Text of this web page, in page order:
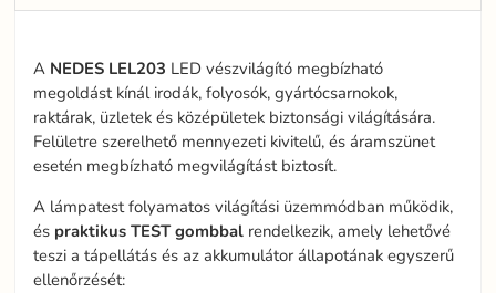
A NEDES LEL203 LED vészvilágító megbízható
megoldást kínál irodák, folyosók, gyártócsarnokok,
raktárak, üzletek és középületek biztonsági világítására.
Felületre szerelhető mennyezeti kivitelű, és áramszünet
esetén megbízható megvilágítást biztosít.
A lámpatest folyamatos világítási üzemmódban működik,
és praktikus TEST gombbal rendelkezik, amely lehetővé
teszi a tápellátás és az akkumulátor állapotának egyszerű
ellenőrzését: